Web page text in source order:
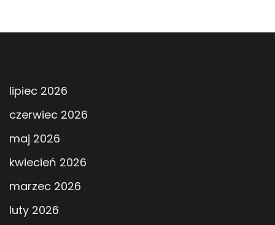
lipiec 2026
czerwiec 2026
maj 2026
kwiecień 2026
marzec 2026
luty 2026